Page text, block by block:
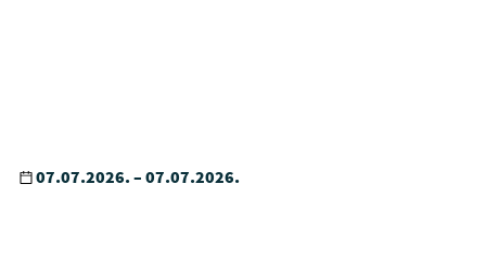
07.07.2026. – 07.07.2026.